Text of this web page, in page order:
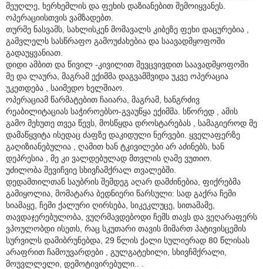
მეუღლე, ხერხემლის და ფეხის დაზიანებით შემოიყვანეს.
ოპერაციისთვის ვამზადებთ.
თურმე ნასვამს, სახლისკენ მომავალს კიბეზე ფეხი დაცურებია ,
გამვლელს სასწრაფო გამოუძახებია და საავადმყოფოში
გადაუყვანიათ.
დიდი ამბით და წივილ -კივილით შევცვივდით საავადმყოფოში
მე და ლაურა, მაგრამ ექიმმა დაგვამშვიდა უკვე ოპერაცია
უკეთდება , საიმედო ხელშიაო.
ოპერაციამ წარმატებით ჩაიარა, მაგრამ, ხანგრძივ
რეაბილიტაციას საჭიროებსო-გვაუწყა ექიმმა. სწორედ , ამის
გამო მეხუთე თვეა წევს, მოსწყდა დროსტარებას , სამაგიეროდ მე
დამაწყვიტა ისედაც ძაფზე დაკიდული ნერვები. ყველაფერზე
გაღიზიანებულია , ღამით ხან ტკივილები არ აძინებს, ხან
დეპრესია , მე კი ვალდებულად მთვლის ღამე ვუთიო.
უძილობა შევიჩვიე სხივჩამქრალ თვალებში.
დედამთილთან საუბრის შემდეგ აღარ დამძინებია, ფიქრებმა
გამიყოლია, მომატარა ბედნიერი წარსული: სად გაქრა ჩემი
სიამაყე, ჩემი ქალური ღირსება, სიკეკლუცე, სითამამე,
თავდაჯერებულობა, ვუღრმავდებოდი ჩემს თავს და ვეღარაფერს
ვპოულობდი ისეთს, რაც სკუთარი თავის მიმართ პატივისცემის
სურვილს დამიბრუნებდა, 29 წლის ქალი სულიერად 80 წლისას
არაფრით ჩამოუვარდები , გულგატეხილი, სხივჩმქრალი,
მოუვლლელი, დემოტივირებული.. .